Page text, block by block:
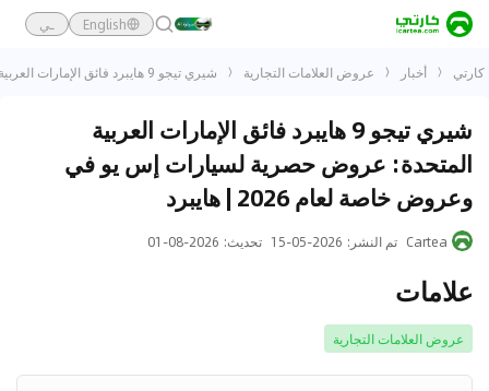
English ـي
كارتي أخبار عروض العلامات التجارية شيري تيجو 9 هايبرد فائق الإمارات العربية المتحدة: عروض حصرية لسيارات إس يو في وعروض خاصة لعام 2026 | هايبرد
شيري تيجو 9 هايبرد فائق الإمارات العربية
المتحدة: عروض حصرية لسيارات إس يو في
وعروض خاصة لعام 2026 | هايبرد
Cartea تم النشر :
2026-05-15 تحديث:
2026-08-01
علامات
عروض العلامات التجارية